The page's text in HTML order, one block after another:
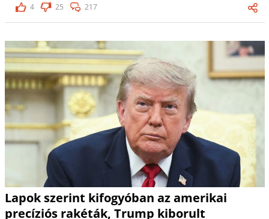
4
25 217
Lapok szerint kifogyóban az amerikai
precíziós rakéták, Trump kiborult